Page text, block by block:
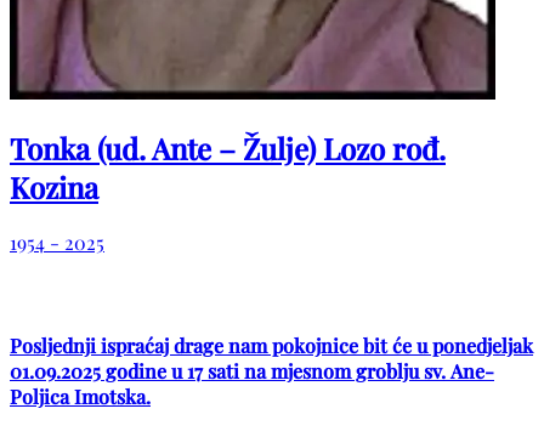
Tonka (ud. Ante – Žulje) Lozo rođ.
Kozina
1954 - 2025
Posljednji ispraćaj drage nam pokojnice bit će u ponedjeljak
01.09.2025 godine u 17 sati na mjesnom groblju sv. Ane-
Poljica Imotska.